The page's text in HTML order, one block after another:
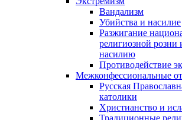
Вандализм
Убийства и насилие
Разжигание
религиозной
насилию
Противодействие
Межконфессиональные
Русская
католики
Христианство и